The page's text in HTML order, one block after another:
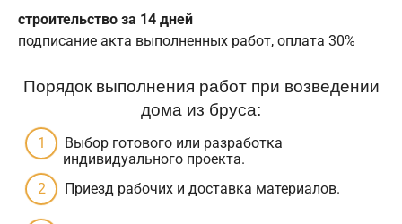
строительство за 14 дней
подписание акта выполненных работ, оплата 30%
Порядок выполнения работ при возведении
дома из бруса:
Выбор готового или разработка
индивидуального проекта.
Приезд рабочих и доставка материалов.